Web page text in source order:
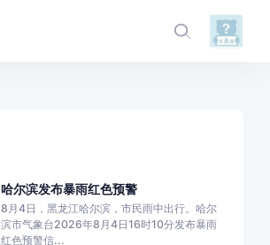
哈尔滨发布暴雨红色预警
8月4日，黑龙江哈尔滨，市民雨中出行。哈尔
滨市气象台2026年8月4日16时10分发布暴雨
红色预警信...